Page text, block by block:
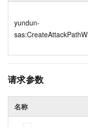
yundun-
请求参数
名称